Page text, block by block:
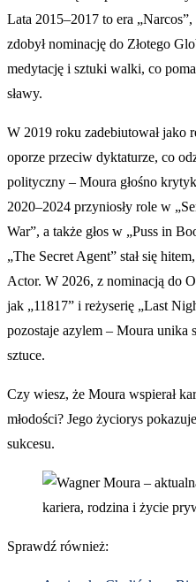
Lata 2015–2017 to era
zdobył nominację do Złotego
medytację i sztuki walki, co
sławy.
W 2019 roku zadebiutował jako
oporze przeciw dyktaturze, co
polityczny – Moura głośno
2020–2024 przyniosły role w
War”, a także głos w „Puss in
„The Secret Agent” stał się
Actor. W 2026, z nominacją do
jak „11817” i reżyserię „Last
pozostaje azylem – Moura unika
sztuce.
Czy wiesz, że Moura wspierał
młodości? Jego życiorys
sukcesu.
Sprawdź również: